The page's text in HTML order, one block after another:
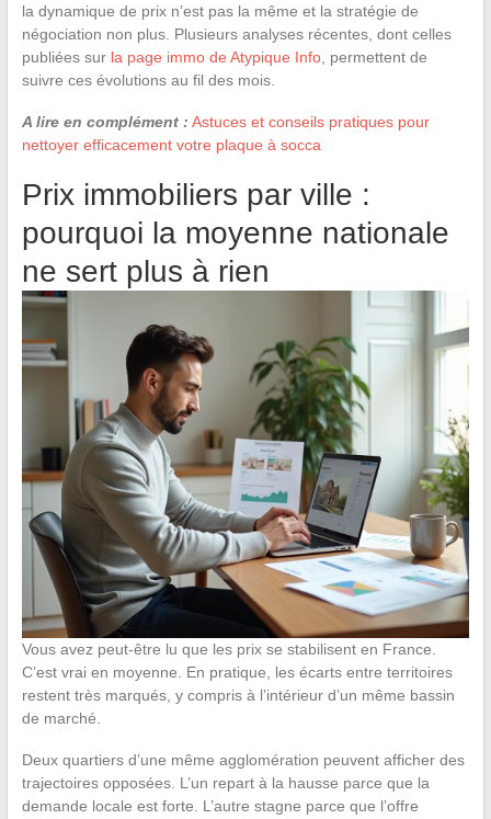
la dynamique de prix n’est pas la même et la stratégie de
négociation non plus. Plusieurs analyses récentes, dont celles
publiées sur la page immo de Atypique Info, permettent de
suivre ces évolutions au fil des mois.
A lire en complément : Astuces et conseils pratiques pour
nettoyer efficacement votre plaque à socca
Prix immobiliers par ville :
pourquoi la moyenne nationale
ne sert plus à rien
Vous avez peut-être lu que les prix se stabilisent en France.
C’est vrai en moyenne. En pratique, les écarts entre territoires
restent très marqués, y compris à l’intérieur d’un même bassin
de marché.
Deux quartiers d’une même agglomération peuvent afficher des
trajectoires opposées. L’un repart à la hausse parce que la
demande locale est forte. L’autre stagne parce que l’offre